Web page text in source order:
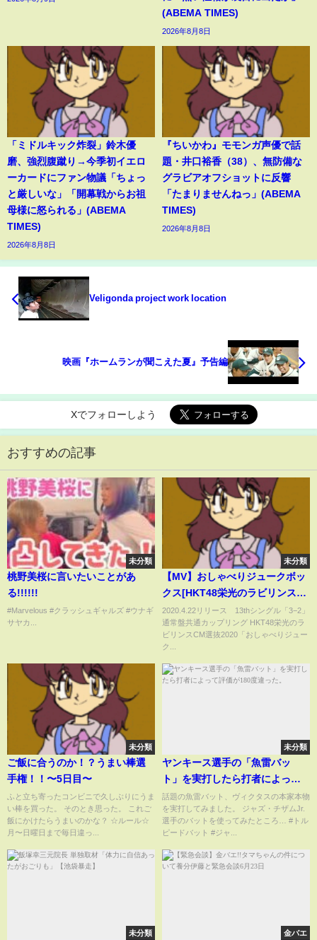
(ABEMA TIMES)
2026年8月8日
「ミドルキック炸裂」鈴木優
磨、強烈腹蹴り→今季初イエロ
ーカードにファン物議「ちょっ
と厳しいな」「開幕戦からお祖
母様に怒られる」(ABEMA
TIMES)
2026年8月8日
『ちいかわ』モモンガ声優で話
題・井口裕香（38）、無防備な
グラビアオフショットに反響
「たまりませんねっ」(ABEMA
TIMES)
2026年8月8日
Veligonda project work location
映画『ホームランが聞こえた夏』予告編
Xでフォローしよう
おすすめの記事
未分類
桃野美桜に言いたいことがあ
る!!!!!!
#Marvelous #クラッシュギャルズ #ウナギ
サヤカ...
未分類
【MV】おしゃべりジュークボッ
クス[HKT48栄光のラビリンス
CM選抜2020]（Short ver.） /
HKT48[公式]
2020.4.22リリース 13thシングル「3−2」
通常盤共通カップリング HKT48栄光のラ
ビリンスCM選抜2020「おしゃべりジュー
ク...
未分類
ご飯に合うのか！？うまい棒選
手権！！〜5日目〜
ふと立ち寄ったコンビニで久しぶりにうま
い棒を買った。 そのとき思った。 これご
飯にかけたらうまいのかな？ ☆ルール☆
月〜日曜日まで毎日違っ...
未分類
ヤンキース選手の「魚雷バッ
ト」を実打したら打者によって
評価が180度違った。
話題の魚雷バット、ヴィクタスの本家本物
を実打してみました。 ジャズ・チザムJr.
選手のバットを使ってみたところ… #トル
ピードバット #ジャ...
未分類 金バエ